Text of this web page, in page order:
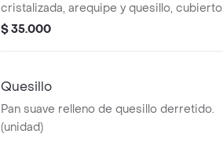
cristalizada, arequipe y quesillo, cubierto
con una capa de galleta crujiente.
$ 35.000
Quesillo
Pan suave relleno de quesillo derretido.
(unidad)